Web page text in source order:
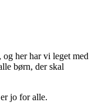
her har vi leget med
børn, der skal
jo for alle.